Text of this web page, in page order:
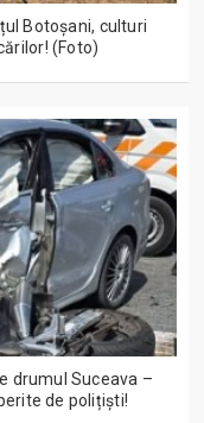
Botoșani, culturi
(Foto)
drumul Suceava –
de polițiști!